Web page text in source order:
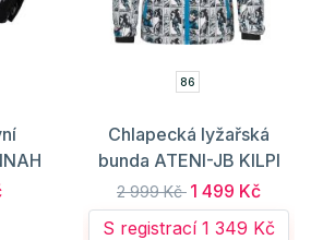
86
Chlapecká lyžařská
bunda ATENI-JB KILPI
2 999 Kč 1 499 Kč
S registrací 1 349 Kč